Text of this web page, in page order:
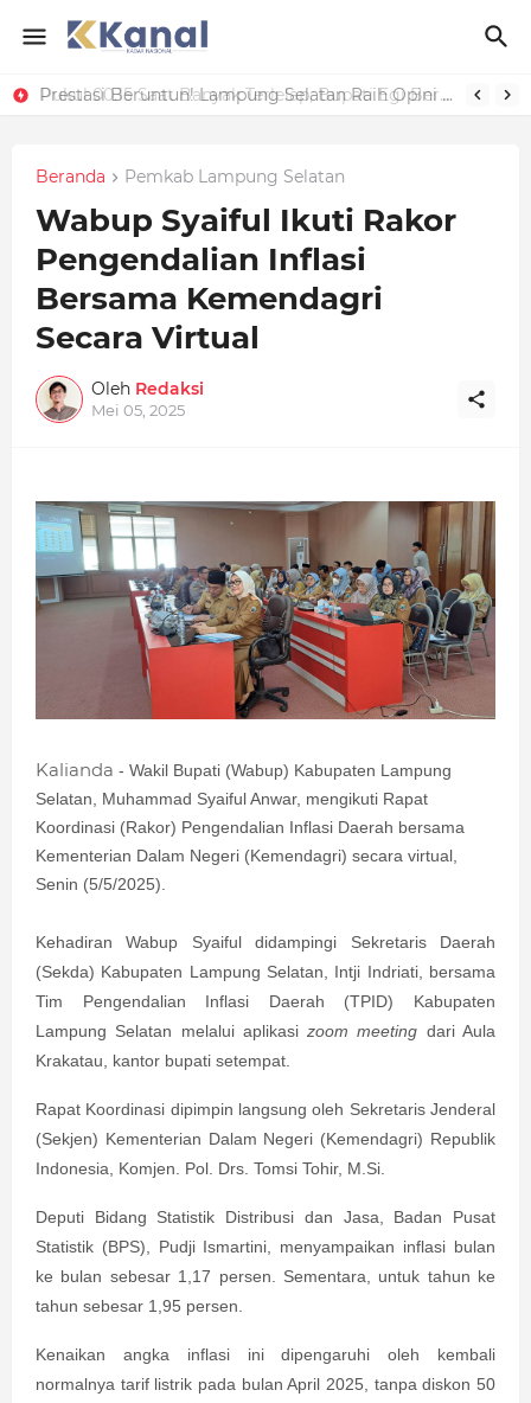
Pukul 00.15 Saat Banyak Terlelap, Bupati Egi Berdiri di Tengah Pemudik Motor: Mengawal Harapan Pulang Selamat*
Prestasi Beruntun! Lampung Selatan Raih Opini Kualitas Tinggi Penilaian Maladministrasi Pelayanan Publik 2025
Beranda Pemkab Lampung Selatan
Wabup Syaiful Ikuti Rakor
Pengendalian Inflasi
Bersama Kemendagri
Secara Virtual
Oleh Redaksi
Mei 05, 2025
Kalianda - Wakil Bupati (Wabup) Kabupaten Lampung
Selatan, Muhammad Syaiful Anwar, mengikuti Rapat
Koordinasi (Rakor) Pengendalian Inflasi Daerah bersama
Kementerian Dalam Negeri (Kemendagri) secara virtual,
Senin (5/5/2025).
Kehadiran Wabup Syaiful didampingi Sekretaris Daerah
(Sekda) Kabupaten Lampung Selatan, Intji Indriati, bersama
Tim Pengendalian Inflasi Daerah (TPID) Kabupaten
Lampung Selatan melalui aplikasizoom meeting dari Aula
Krakatau, kantor bupati setempat.
Rapat Koordinasi dipimpin langsung oleh Sekretaris Jenderal
(Sekjen) Kementerian Dalam Negeri (Kemendagri) Republik
Indonesia, Komjen. Pol. Drs. Tomsi Tohir, M.Si.
Deputi Bidang Statistik Distribusi dan Jasa, Badan Pusat
Statistik (BPS), Pudji Ismartini, menyampaikan inflasi bulan
ke bulan sebesar 1,17 persen. Sementara, untuk tahun ke
tahun sebesar 1,95 persen.
Kenaikan angka inflasi ini dipengaruhi oleh kembali
normalnya tarif listrik pada bulan April 2025, tanpa diskon 50